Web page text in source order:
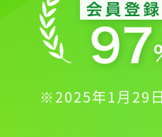
記事
※2025年1月29日